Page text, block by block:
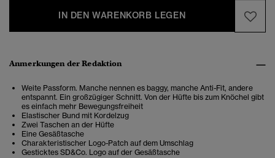
IN DEN WARENKORB LEGEN
Anmerkungen der Redaktion
Weite Passform. Manche nennen es baggy, manche Anti-Fit, andere
entspannt. Ein großzügiger Schnitt. Von der Hüfte bis zum Knöchel gibt
es einfach mehr Bewegungsfreiheit
Elastischer Bund mit Kordelzug
Zwei Taschen an der Hüfte
Eine Gesäßtasche
Charakteristischer Logo-Patch auf dem Umschlag
Gesticktes SD&Co. Logo auf der Gesäßtasche